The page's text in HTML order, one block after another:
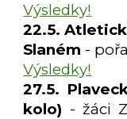
Výsledky!
22.5.
Slaném -
Výsledky!
27.5.
kolo) - žáci